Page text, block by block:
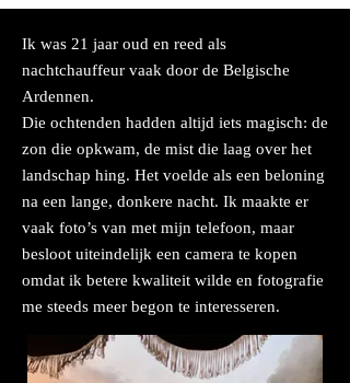
Ik was 21 jaar oud en reed als
nachtchauffeur vaak door de Belgische
Ardennen.
Die ochtenden hadden altijd iets magisch: de
zon die opkwam, de mist die laag over het
landschap hing. Het voelde als een beloning
na een lange, donkere nacht. Ik maakte er
vaak foto’s van met mijn telefoon, maar
besloot uiteindelijk een camera te kopen
omdat ik betere kwaliteit wilde en fotografie
me steeds meer begon te interesseren.